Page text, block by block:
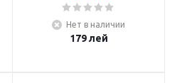
Нет в наличии
179лей